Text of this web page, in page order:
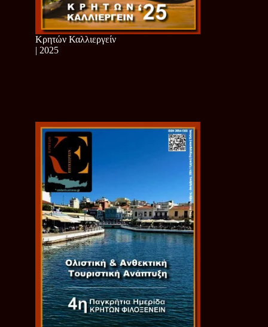
Κρητών Καλλιεργείν
| 2025